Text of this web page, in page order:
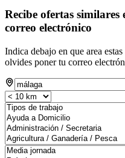
Recibe ofertas
correo electrónico
Indica debajo en que area
olvides poner tu correo